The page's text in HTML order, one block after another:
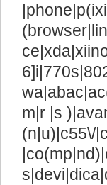
m|r |s
(n|u)|c55\/